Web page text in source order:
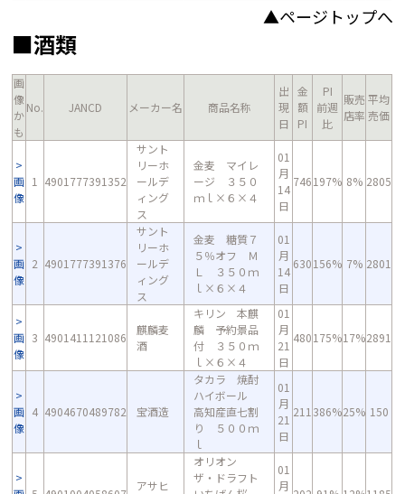
▲ページトップへ
■酒類
画
像
か
も
No. JANCD メーカー名 商品名称
出
現
日
金
額
PI
PI
前週
比
販売
店率
平均
売価
画
像
1 4901777391352
サント
リーホ
ールデ
ィング
ス
金麦 マイレ
ージ ３５０
ｍｌ×６×４
01
月
14
日
746197% 8% 2805
画
像
2 4901777391376
サント
リーホ
ールデ
ィング
ス
金麦 糖質７
５％オフ Ｍ
Ｌ ３５０ｍ
ｌ×６×４
01
月
14
日
630156% 7% 2801
画
像
3 4901411121086
麒麟麦
酒
キリン 本麒
麟 予約景品
付 ３５０ｍ
ｌ×６×４
01
月
21
日
480175%17%2891
画
像
4 4904670489782 宝酒造
タカラ 焼酎
ハイボール
高知産直七割
り ５００ｍ
ｌ
01
月
21
日
211 386%25% 150
アサヒ
オリオン
ザ・ドラフト
01
月